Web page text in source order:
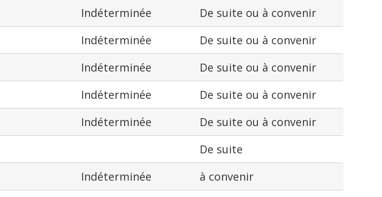
Indéterminée
De suite ou à convenir
Indéterminée
De suite ou à convenir
Indéterminée
De suite ou à convenir
Indéterminée
De suite ou à convenir
Indéterminée
De suite ou à convenir
De suite
Indéterminée
à convenir